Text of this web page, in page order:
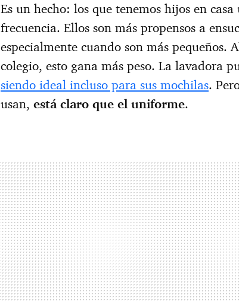
Es un hecho: los que tenemos hijos en
frecuencia. Ellos son más propensos a
especialmente cuando son más pequeños.
colegio, esto gana más peso. La lavadora
siendo ideal incluso para sus mochilas.
usan, está claro que el uniforme.